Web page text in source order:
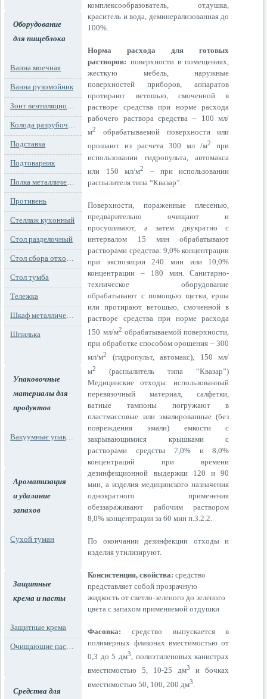
Оборудование
для пищеблока
Ванна моечная
Ванна рукомойник
Зонт вентиляционный
Колода разрубочная
Подставка
Подтоварник
Полка металлическая
Противень
Стеллаж кухонный
Стол разделочный
Стол сбора отходов
Стол тумба
Тележка
Шкаф металлический
Шпилька
Упаковочные
материалы для
продуктов
Вакуумные упаковки
Ароматизация
и удалание
запахов
Сухой туман
Защитные
крема и пасты
Защитные крема
Очищающие пасты для рук
Средства для
комплексообразователь, отдушка,
краситель и вода, деминерализованная до
100%.
Норма расхода для готовых
растворов: поверхности в помещениях,
жесткую мебель, наружные
поверхностей приборов, аппаратов
протирают ветошью, смоченной в
растворе средства при норме расхода
рабочего раствора средства – 100 мл/
м2
обрабатываемой поверхности или
орошают из расчета 300 мл /м2
при
использовании гидропульта, автомакса
или 150 мл/м2 – при использовании
распылителя типа “Квазар”.
Поверхности, пораженные плесенью,
предварительно очищают и
просушивают, а затем двукратно с
интервалом 15 мин обрабатывают
растворами средства: 9,0% концентрации
при экспозиции 240 мин или 10,0%
концентрации – 180 мин. Санитарно-
техническое оборудование
обрабатывают с помощью щетки, ерша
или протирают ветошью, смоченной в
растворе средства при норме расхода
150 мл/м2 обрабатываемой поверхности,
при обработке способом орошения – 300
мл/м2
(гидропульт, автомакс), 150 мл/
м2
(распылитель типа “Квазар”)
Медицинские отходы: использованный
перевязочный материал, салфетки,
ватные тампоны погружают в
пластмассовые или эмалированные (без
повреждения эмали) емкости с
закрывающимися крышками с
растворами средства 7,0% и 8,0%
концентраций при времени
дезинфекционной выдержки 120 и 90
мин, а изделия медицинского назначения
однократного применения
обеззараживают рабочим раствором
8,0% концентрации за 60 мин п.3.2.2.
По окончании дезинфекции отходы и
изделия утилизируют.
Консистенция, свойства: средство
представляет собой прозрачную
жидкость от светло-зеленого до зеленого
цвета с запахом применяемой отдушки
Фасовка: средство выпускается в
полимерных флаконах вместимостью от
0,3 до 5 дм3, полиэтиленовых канистрах
вместимостью 5, 10-25 дм3
и бочках
вместимостью 50, 100, 200 дм3